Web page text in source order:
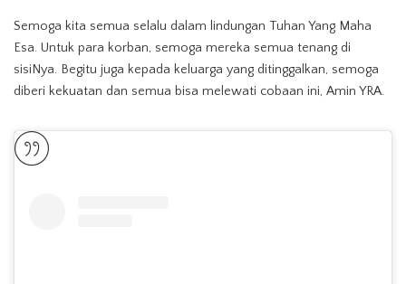
Semoga kita semua selalu dalam lindungan Tuhan Yang Maha
Esa. Untuk para korban, semoga mereka semua tenang di
sisiNya. Begitu juga kepada keluarga yang ditinggalkan, semoga
diberi kekuatan dan semua bisa melewati cobaan ini, Amin YRA.